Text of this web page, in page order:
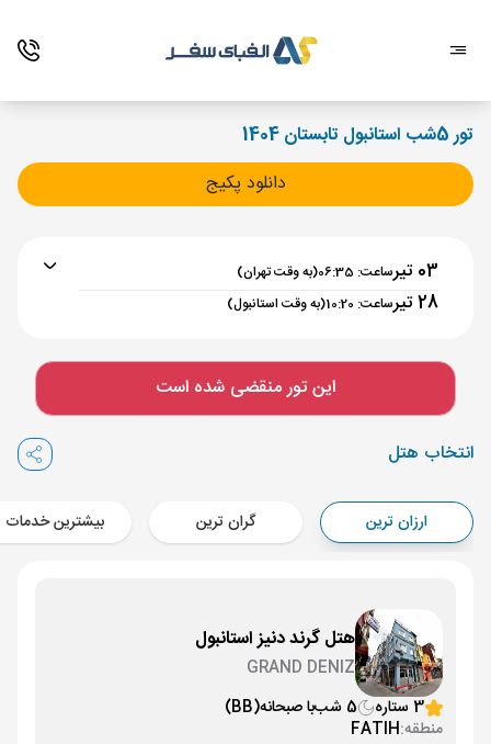
تور 5شب استانبول تابستان 1404
دانلود پکیج
03 تیر ساعت: 06:35 (به وقت تهران)
28 تیر ساعت: 10:20 (به وقت استانبول)
تهران , فرودگاه بین‌المللی امام خمینی IKA
مدت پرواز :
استانبول ,
Aircraft - معراج ایر (Economy)
برنامه برگشت :28 تیر ساعت: 10:20
مدت پرواز :03:00
تهران , فرودگاه بین‌المللی امام خمینی IKA
Aircraft - معراج ایر (Economy)
این تور منقضی شده است
انتخاب هتل
ارزان ترین گران ترین بیشترین خدمات
هتل گرند دنیز استانبول
GRAND DENIZ
3 ستاره
5 شب با صبحانه(BB)
منطقه:FATIH